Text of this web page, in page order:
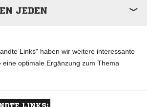
JEDEN
Links" haben wir weitere interessante
eine optimale Ergänzung zum Thema
LINKS: